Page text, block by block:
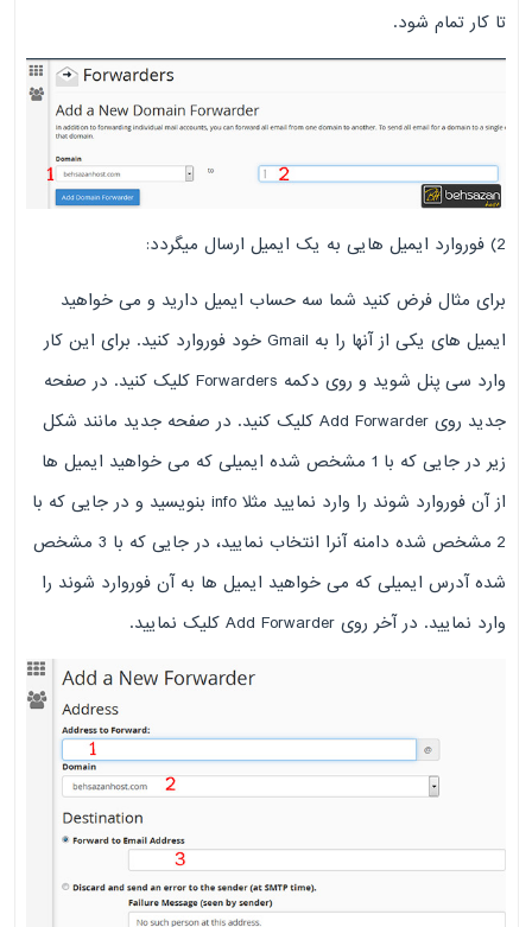
تا کار تمام شود.
2) فوروارد ایمیل هایی به یک ایمیل ارسال میگردد:
برای مثال فرض کنید شما سه حساب ایمیل دارید و می خواهید
ایمیل های یکی از آنها را به Gmail خود فوروارد کنید. برای این کار
وارد سی پنل شوید و روی دکمه Forwarders کلیک کنید. در صفحه
جدید روی Add Forwarder کلیک کنید. در صفحه جدید مانند شکل
زیر در جایی که با 1 مشخص شده ایمیلی که می خواهید ایمیل ها
از آن فوروارد شوند را وارد نمایید مثلا info بنویسید و در جایی که با
2 مشخص شده دامنه آنرا انتخاب نمایید، در جایی که با 3 مشخص
شده آدرس ایمیلی که می خواهید ایمیل ها به آن فوروارد شوند را
وارد نمایید. در آخر روی Add Forwarder کلیک نمایید.